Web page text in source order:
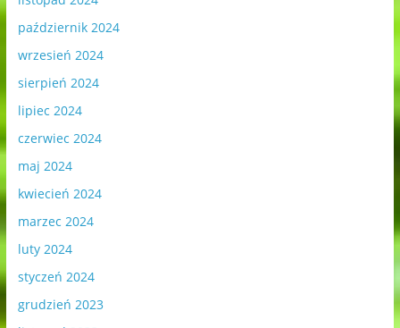
październik 2024
wrzesień 2024
sierpień 2024
lipiec 2024
czerwiec 2024
maj 2024
kwiecień 2024
marzec 2024
luty 2024
styczeń 2024
grudzień 2023